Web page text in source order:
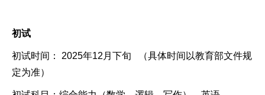
初试
初试时间： 2025年12月下旬 （具体时间以教育部文件规
定为准）